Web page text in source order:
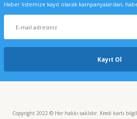
Haber listemize kayıt olarak kampanyalardan,
Kayıt Ol
Copyright 2022 © Her hakkı saklıdır. Kredi kartı